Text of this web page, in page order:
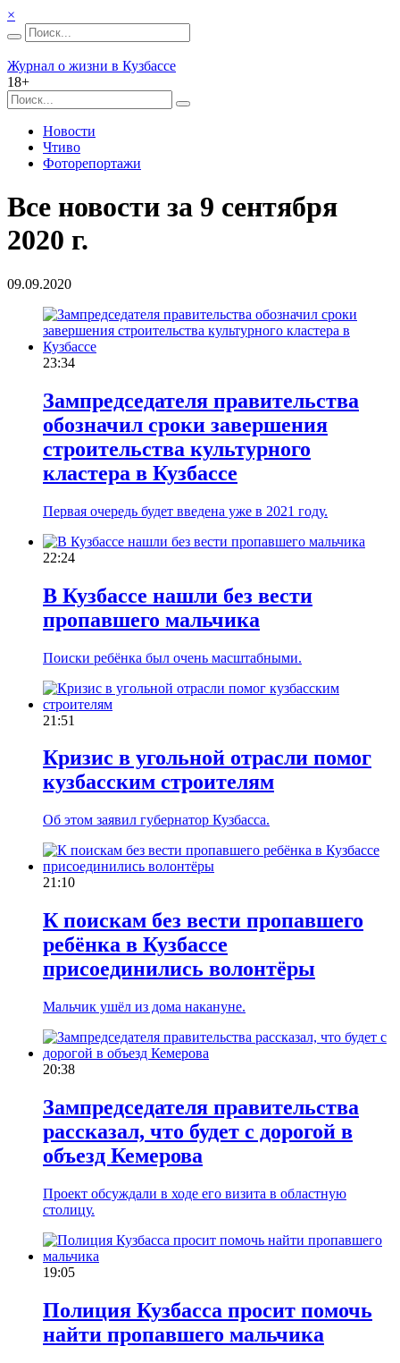
×
Журнал о жизни в Кузбассе
18+
Новости
Чтиво
Фоторепортажи
Все новости за 9 сентября
2020 г.
09.09.2020
23:34
Зампредседателя правительства
обозначил сроки завершения
строительства культурного
кластера в Кузбассе
Первая очередь будет введена уже в 2021 году.
22:24
В Кузбассе нашли без вести
пропавшего мальчика
Поиски ребёнка был очень масштабными.
21:51
Кризис в угольной отрасли помог
кузбасским строителям
Об этом заявил губернатор Кузбасса.
21:10
К поискам без вести пропавшего
ребёнка в Кузбассе
присоединились волонтёры
Мальчик ушёл из дома накануне.
20:38
Зампредседателя правительства
рассказал, что будет с дорогой в
объезд Кемерова
Проект обсуждали в ходе его визита в областную
столицу.
19:05
Полиция Кузбасса просит помочь
найти пропавшего мальчика